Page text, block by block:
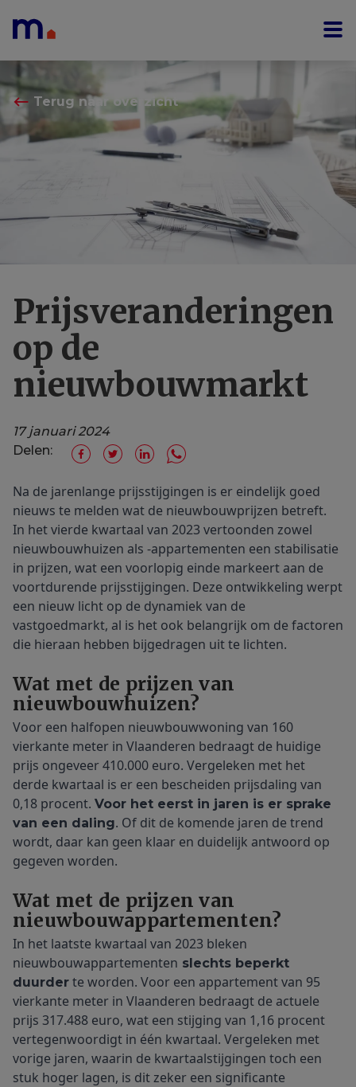
⟵ Terug naar overzicht
Prijsveranderingen
op de
nieuwbouwmarkt
17 januari 2024
Delen:
Na de jarenlange prijsstijgingen is er eindelijk goed
nieuws te melden wat de nieuwbouwprijzen betreft.
In het vierde kwartaal van 2023 vertoonden zowel
nieuwbouwhuizen als -appartementen een stabilisatie
in prijzen, wat een voorlopig einde markeert aan de
voortdurende prijsstijgingen. Deze ontwikkeling werpt
een nieuw licht op de dynamiek van de
vastgoedmarkt, al is het ook belangrijk om de factoren
die hieraan hebben bijgedragen uit te lichten.
Wat met de prijzen van
nieuwbouwhuizen?
Voor een halfopen nieuwbouwwoning van 160
vierkante meter in Vlaanderen bedraagt de huidige
prijs ongeveer 410.000 euro. Vergeleken met het
derde kwartaal is er een bescheiden prijsdaling van
0,18 procent. Voor het eerst in jaren is er sprake
van een daling. Of dit de komende jaren de trend
wordt, daar kan geen klaar en duidelijk antwoord op
gegeven worden.
Wat met de prijzen van
nieuwbouwappartementen?
In het laatste kwartaal van 2023 bleken
nieuwbouwappartementen slechts beperkt
duurder te worden. Voor een appartement van 95
vierkante meter in Vlaanderen bedraagt de actuele
prijs 317.488 euro, wat een stijging van 1,16 procent
vertegenwoordigt in één kwartaal. Vergeleken met
vorige jaren, waarin de kwartaalstijgingen toch een
stuk hoger lagen, is dit zeker een significante